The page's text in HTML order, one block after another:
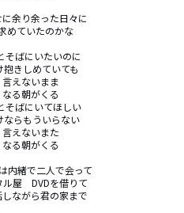
余り余った日々に
めていたのかな
そばにいたいのに
きしめていても
えないまま
る朝がくる
そばにいてほしい
ならもういらない
えないまた
る朝がくる
内緒で二人で会って
屋　DVDを借りて
ながら君の家まで